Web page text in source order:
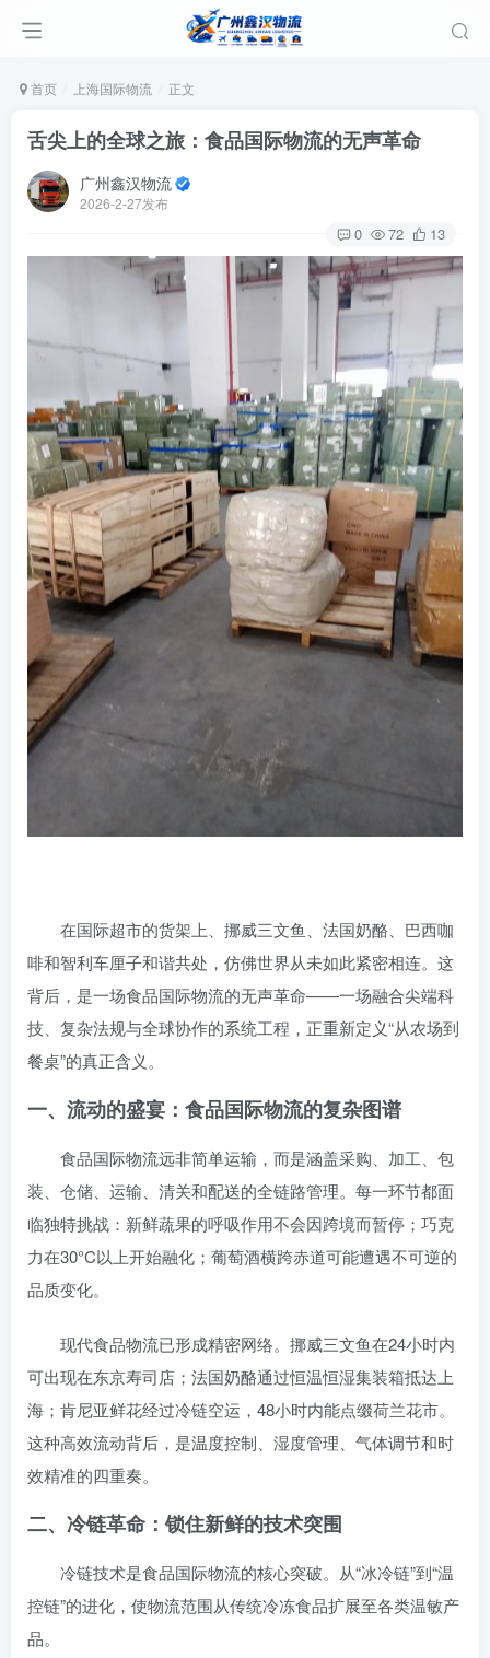
首页 上海国际物流 正文
舌尖上的全球之旅：食品国际物流的无声革命
广州鑫汉物流
2026-2-27发布
0 72 13
在国际超市的货架上、挪威三文鱼、法国奶酪、巴西咖
啡和智利车厘子和谐共处，仿佛世界从未如此紧密相连。这
背后，是一场食品国际物流的无声革命——一场融合尖端科
技、复杂法规与全球协作的系统工程，正重新定义“从农场到
餐桌”的真正含义。
一、流动的盛宴：食品国际物流的复杂图谱
食品国际物流远非简单运输，而是涵盖采购、加工、包
装、仓储、运输、清关和配送的全链路管理。每一环节都面
临独特挑战：新鲜蔬果的呼吸作用不会因跨境而暂停；巧克
力在30°C以上开始融化；葡萄酒横跨赤道可能遭遇不可逆的
品质变化。
现代食品物流已形成精密网络。挪威三文鱼在24小时内
可出现在东京寿司店；法国奶酪通过恒温恒湿集装箱抵达上
海；肯尼亚鲜花经过冷链空运，48小时内能点缀荷兰花市。
这种高效流动背后，是温度控制、湿度管理、气体调节和时
效精准的四重奏。
二、冷链革命：锁住新鲜的技术突围
冷链技术是食品国际物流的核心突破。从“冰冷链”到“温
控链”的进化，使物流范围从传统冷冻食品扩展至各类温敏产
品。